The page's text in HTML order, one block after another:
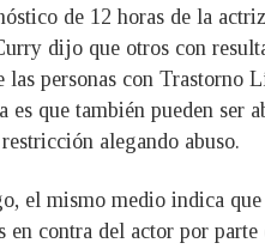
de 12 horas de la
dijo que otros con
las personas con Trastorno
es que también pueden ser
alegando abuso.
el mismo medio indica
en contra del actor por